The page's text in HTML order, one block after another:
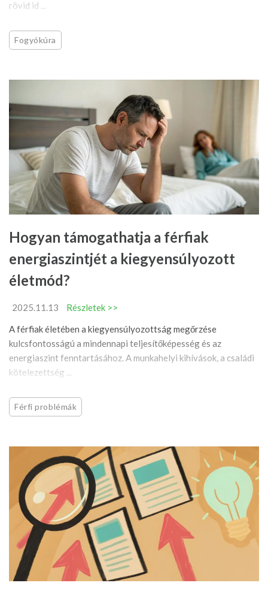
rövid id ...
Fogyókúra
Hogyan támogathatja a férfiak
energiaszintjét a kiegyensúlyozott
életmód?
2025.11.13
Részletek >>
A férfiak életében a kiegyensúlyozottság megőrzése
kulcsfontosságú a mindennapi teljesítőképesség és az
energiaszint fenntartásához. A munkahelyi kihívások, a családi
kötelezettség ...
Férfi problémák